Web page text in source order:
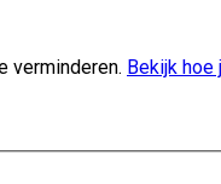
verminderen. Bekijk hoe